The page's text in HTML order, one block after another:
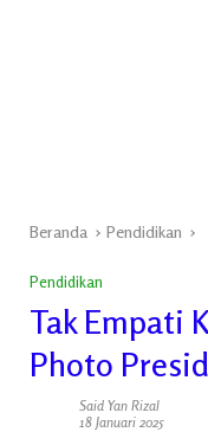
Beranda Pendidikan
Pendidikan
Tak Empati
Photo
Said Yan Rizal
18 Januari 2025